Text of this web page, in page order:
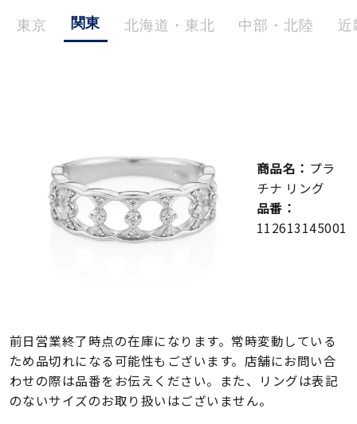
在庫ありのみ すべて表示
東京 関東 北海道・東北 中部・北陸 近
商品名： プラ
チナ リング
品番：
112613145001
前日営業終了時点の在庫になります。常時変動している
ため品切れになる可能性もございます。店舗にお問い合
わせの際は品番をお伝えください。また、リングは表記
のないサイズのお取り扱いはございません。